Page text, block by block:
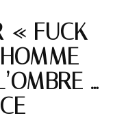
« FUCK
–
…